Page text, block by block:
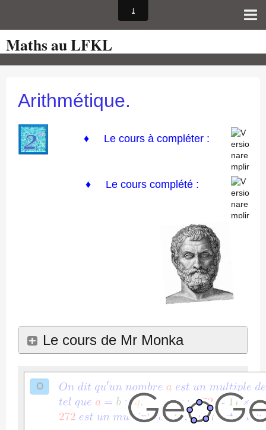
Page d'accueil
Pour les Profs
auto-évaluations
TICE
Sujets de bac
Programmes officiels
Maths au LFKL
Arithmétique.
♦ Le cours à compléter :
♦ Le cours complété :
Le cours de Mr Monka